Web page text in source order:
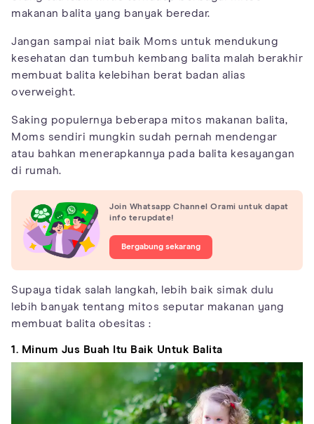
makanan balita yang banyak beredar.
Jangan sampai niat baik Moms untuk mendukung
kesehatan dan tumbuh kembang balita malah berakhir
membuat balita kelebihan berat badan alias
overweight.
Saking populernya beberapa mitos makanan balita,
Moms sendiri mungkin sudah pernah mendengar
atau bahkan menerapkannya pada balita kesayangan
di rumah.
Join Whatsapp Channel Orami untuk dapat
info terupdate!
Bergabung sekarang
Supaya tidak salah langkah, lebih baik simak dulu
lebih banyak tentang mitos seputar makanan yang
membuat balita obesitas :
1. Minum Jus Buah Itu Baik Untuk Balita